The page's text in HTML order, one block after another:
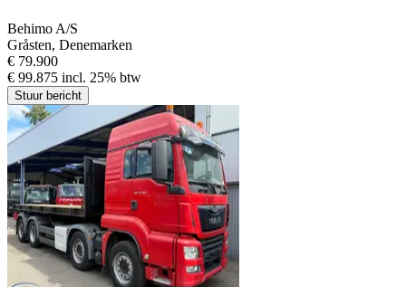
Behimo A/S
Gråsten, Denemarken
€ 79.900
€ 99.875 incl. 25% btw
Stuur bericht